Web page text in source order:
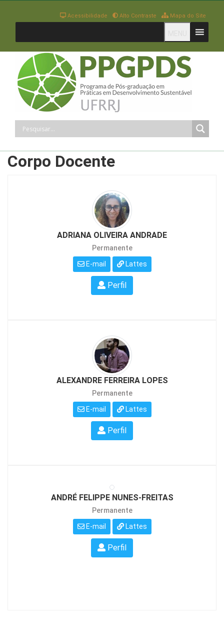
Mapa do Site
Alto Contraste
Acessibilidade
Corpo Docente
ADRIANA OLIVEIRA ANDRADE
Permanente
E-mail Lattes
Perfil
ALEXANDRE FERREIRA LOPES
Permanente
E-mail Lattes
Perfil
ANDRÉ FELIPPE NUNES-FREITAS
Permanente
E-mail Lattes
Perfil